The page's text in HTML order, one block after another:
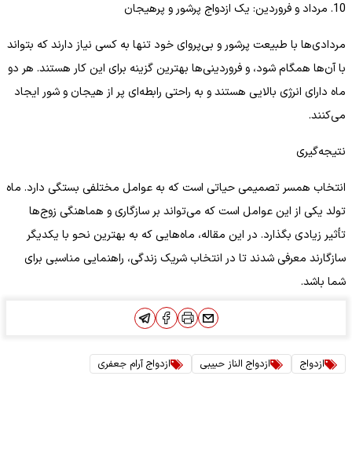
10. مرداد و فروردین: یک ازدواج پرشور و پرهیجان
مردادی‌ها با طبیعت پرشور و بی‌پروای خود تنها به کسی نیاز دارند که بتواند
با آن‌ها همگام شود، و فروردینی‌ها بهترین گزینه برای این کار هستند. هر دو
ماه دارای انرژی بالایی هستند و به راحتی رابطه‌ای پر از هیجان و شور ایجاد
می‌کنند.
نتیجه‌گیری
انتخاب همسر تصمیمی حیاتی است که به عوامل مختلفی بستگی دارد. ماه
تولد یکی از این عوامل است که می‌تواند بر سازگاری و هماهنگی زوج‌ها
تأثیر زیادی بگذارد. در این مقاله، ماه‌هایی که به بهترین نحو با یکدیگر
سازگارند معرفی شدند تا در انتخاب شریک زندگی، راهنمایی مناسبی برای
شما باشد.
ازدواج ازدواج الناز حبیبی ازدواج آرام جعفری